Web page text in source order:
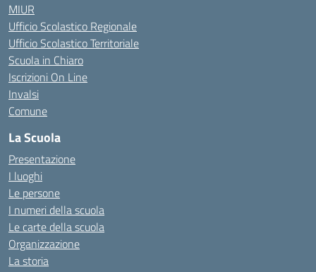
MIUR
Ufficio Scolastico Regionale
Ufficio Scolastico Territoriale
Scuola in Chiaro
Iscrizioni On Line
Invalsi
Comune
La Scuola
Presentazione
I luoghi
Le persone
I numeri della scuola
Le carte della scuola
Organizzazione
La storia